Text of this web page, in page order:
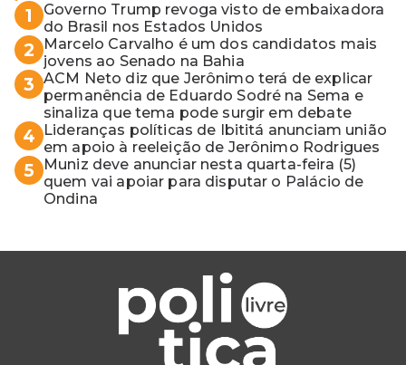
1
Governo Trump revoga visto de embaixadora
do Brasil nos Estados Unidos
2
Marcelo Carvalho é um dos candidatos mais
jovens ao Senado na Bahia
3 ACM Neto diz que Jerônimo terá de explicar
permanência de Eduardo Sodré na Sema e
sinaliza que tema pode surgir em debate
4
Lideranças políticas de Ibititá anunciam união
em apoio à reeleição de Jerônimo Rodrigues
5
Muniz deve anunciar nesta quarta-feira (5)
quem vai apoiar para disputar o Palácio de
Ondina